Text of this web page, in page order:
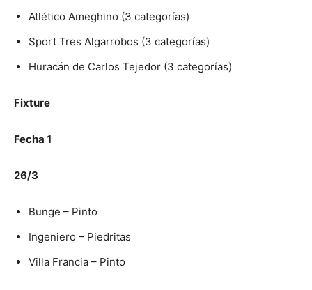
Atlético Ameghino (3 categorías)
Sport Tres Algarrobos (3 categorías)
Huracán de Carlos Tejedor (3 categorías)
Fixture
Fecha 1
26/3
Bunge – Pinto
Ingeniero – Piedritas
Villa Francia – Pinto